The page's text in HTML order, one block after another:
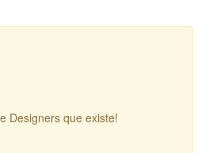
Designers que existe!